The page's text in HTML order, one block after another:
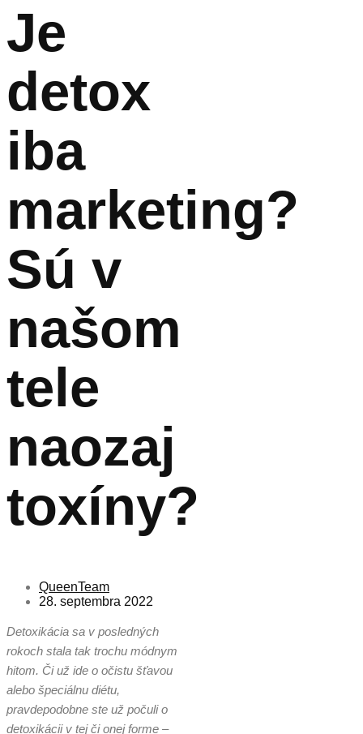
Je
detox
iba
marketing?
Sú v
našom
tele
naozaj
toxíny?
QueenTeam
28. septembra 2022
Detoxikácia sa v posledných
rokoch stala tak trochu módnym
hitom. Či už ide o očistu šťavou
alebo špeciálnu diétu,
pravdepodobne ste už počuli o
detoxikácii v tej či onej forme –